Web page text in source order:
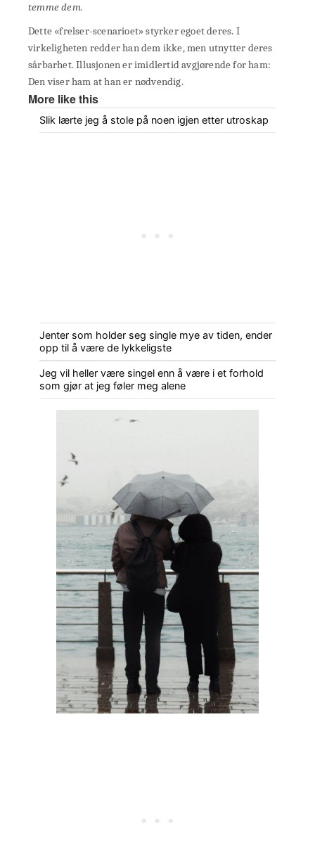
temme dem.
Dette «frelser-scenarioet» styrker egoet deres. I
virkeligheten redder han dem ikke, men utnytter deres
sårbarhet. Illusjonen er imidlertid avgjørende for ham:
Den viser ham at han er nødvendig.
More like this
Slik lærte jeg å stole på noen igjen etter utroskap
Jenter som holder seg single mye av tiden, ender
opp til å være de lykkeligste
Jeg vil heller være singel enn å være i et forhold
som gjør at jeg føler meg alene